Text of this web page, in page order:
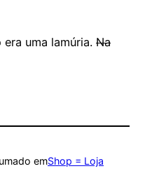
uma lamúria. Na
emShop = Loja